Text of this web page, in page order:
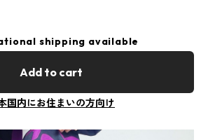
shipping available
Add to cart
国内にお住まいの方向け